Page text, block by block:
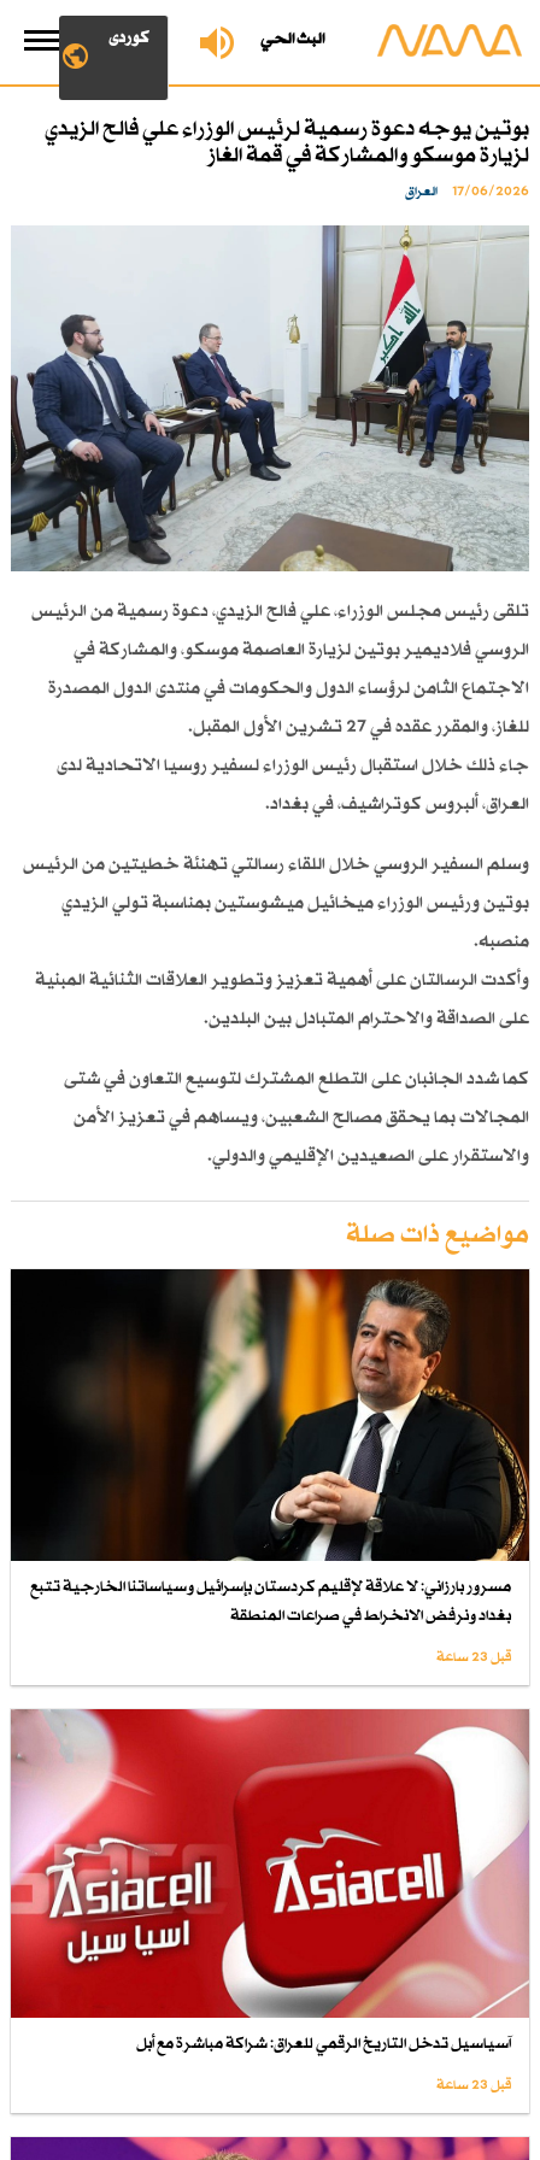
البث الحي کوردی
بوتين يوجه دعوة رسمية لرئيس الوزراء علي فالح الزيدي
لزيارة موسكو والمشاركة في قمة الغاز
17/06/2026 العراق
تلقى رئيس مجلس الوزراء، علي فالح الزيدي، دعوة رسمية من الرئيس
الروسي فلاديمير بوتين لزيارة العاصمة موسكو، والمشاركة في
الاجتماع الثامن لرؤساء الدول والحكومات في منتدى الدول المصدرة
للغاز، والمقرر عقده في 27 تشرين الأول المقبل.
جاء ذلك خلال استقبال رئيس الوزراء لسفير روسيا الاتحادية لدى
العراق، ألبروس كوتراشيف، في بغداد.
وسلم السفير الروسي خلال اللقاء رسالتي تهنئة خطيتين من الرئيس
بوتين ورئيس الوزراء ميخائيل ميشوستين بمناسبة تولي الزيدي
منصبه.
وأكدت الرسالتان على أهمية تعزيز وتطوير العلاقات الثنائية المبنية
على الصداقة والاحترام المتبادل بين البلدين.
كما شدد الجانبان على التطلع المشترك لتوسيع التعاون في شتى
المجالات بما يحقق مصالح الشعبين، ويساهم في تعزيز الأمن
والاستقرار على الصعيدين الإقليمي والدولي.
مواضيع ذات صلة
مسرور بارزاني: لا علاقة لإقليم كردستان بإسرائيل وسياساتنا الخارجية تتبع
بغداد ونرفض الانخراط في صراعات المنطقة
قبل 23 ساعة
آسياسيل تدخل التاريخ الرقمي للعراق: شراكة مباشرة مع أبل
قبل 23 ساعة